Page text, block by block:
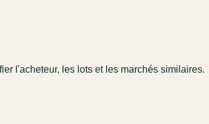
l'acheteur, les lots et les marchés similaires.